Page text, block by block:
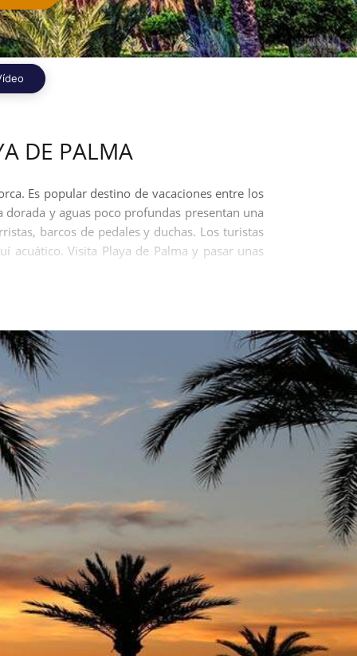
DE PALMA
Es popular destino de vacaciones entre los
y aguas poco profundas presentan una
barcos de pedales y duchas. Los turistas
acuático. Visita Playa de Palma y pasar unas